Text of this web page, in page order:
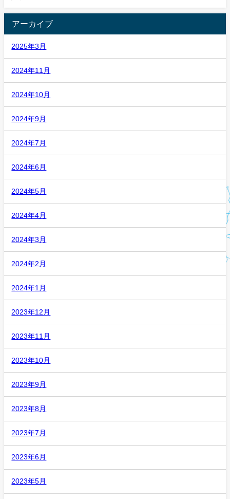
アーカイブ
2025年3月
2024年11月
2024年10月
2024年9月
2024年7月
2024年6月
2024年5月
2024年4月
2024年3月
2024年2月
2024年1月
2023年12月
2023年11月
2023年10月
2023年9月
2023年8月
2023年7月
2023年6月
2023年5月